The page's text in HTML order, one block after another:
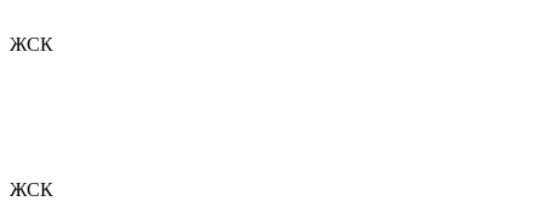
ЖСК
ЖСК